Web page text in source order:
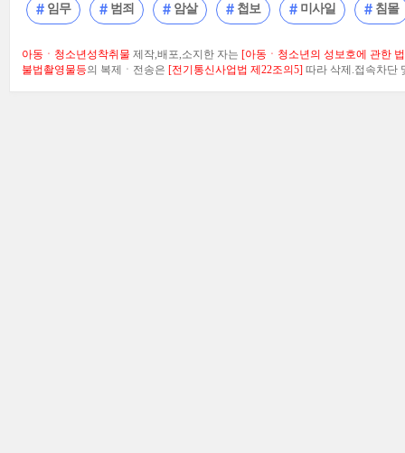
임무 범죄 암살 첩보 미사일 침몰
아동ㆍ청소년성착취물 제작,배포,소지한 자는 [아동ㆍ청소년의 성보호에 관한
불법촬영물등의 복제ㆍ전송은 [전기통신사업법 제22조의5] 따라 삭제.접속차단